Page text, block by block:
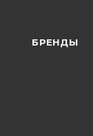
БРЕНДЫ